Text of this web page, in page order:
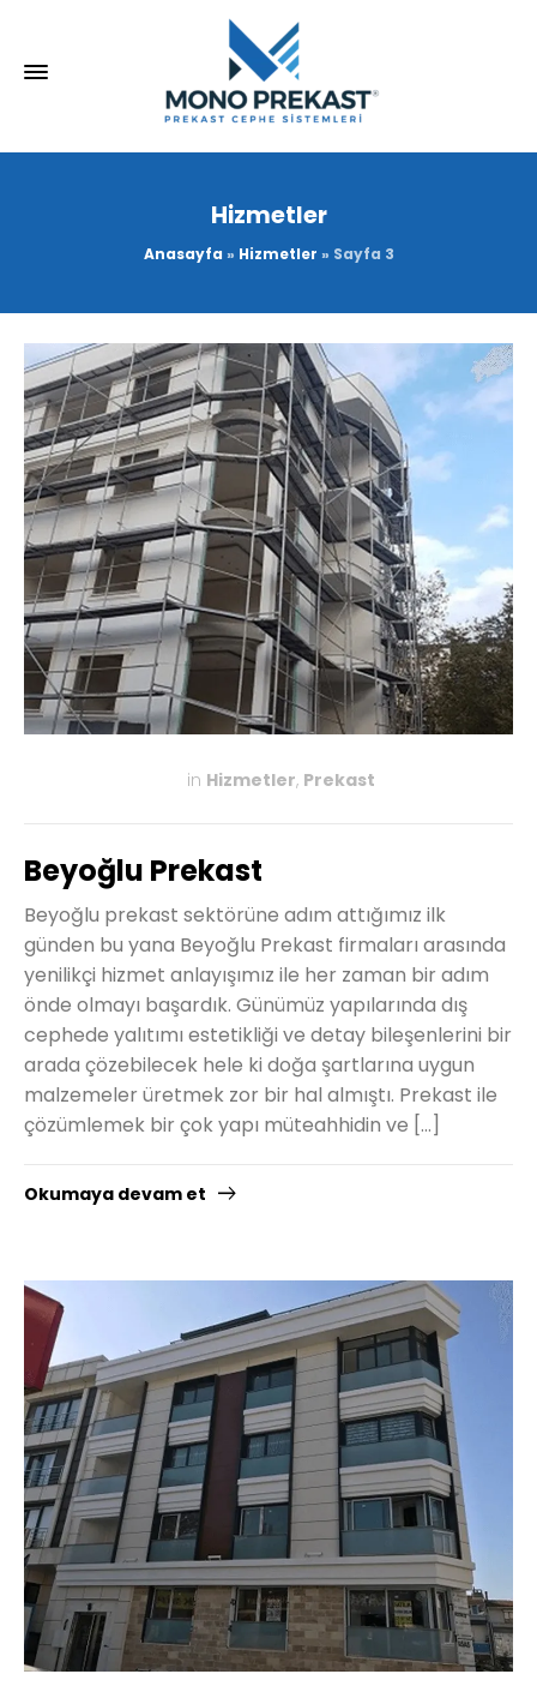
Hizmetler
Anasayfa » Hizmetler » Sayfa 3
in Hizmetler, Prekast
Beyoğlu Prekast
Beyoğlu prekast sektörüne adım attığımız ilk
günden bu yana Beyoğlu Prekast firmaları arasında
yenilikçi hizmet anlayışımız ile her zaman bir adım
önde olmayı başardık. Günümüz yapılarında dış
cephede yalıtımı estetikliği ve detay bileşenlerini bir
arada çözebilecek hele ki doğa şartlarına uygun
malzemeler üretmek zor bir hal almıştı. Prekast ile
çözümlemek bir çok yapı müteahhidin ve […]
Okumaya devam et